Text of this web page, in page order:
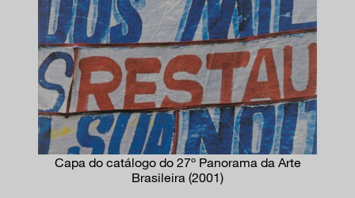
Capa do catálogo do 27º Panorama da Arte
Brasileira (2001)